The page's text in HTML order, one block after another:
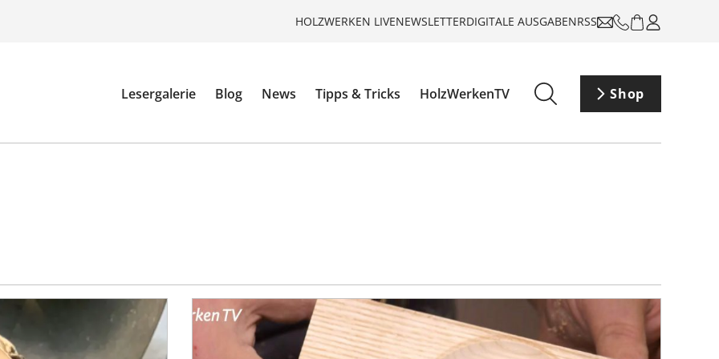
HOLZWERKEN LIVENEWSLETTERDIGITALE AUSGABENRSS
Lesergalerie Blog News Tipps & Tricks HolzWerkenTV Shop